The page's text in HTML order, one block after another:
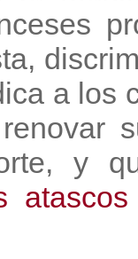
a los
y
atascos